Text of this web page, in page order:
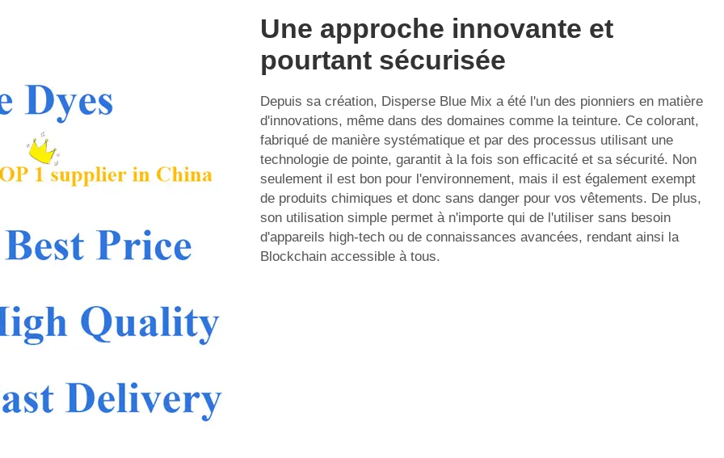
Une approche innovante et
pourtant sécurisée
Depuis sa création, Disperse Blue Mix a été l'un des pionniers en matière
d'innovations, même dans des domaines comme la teinture. Ce colorant,
fabriqué de manière systématique et par des processus utilisant une
technologie de pointe, garantit à la fois son efficacité et sa sécurité. Non
seulement il est bon pour l'environnement, mais il est également exempt
de produits chimiques et donc sans danger pour vos vêtements. De plus,
son utilisation simple permet à n'importe qui de l'utiliser sans besoin
d'appareils high-tech ou de connaissances avancées, rendant ainsi la
Blockchain accessible à tous.